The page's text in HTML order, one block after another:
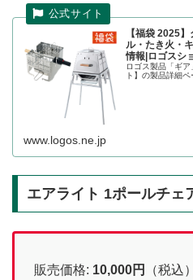
【福袋 2025
ル・たき火・
情報|ロゴスシ
ロゴス製品「ギ
ト】の製品詳細ペ
www.logos.ne.jp
エアライト 1ポールチェ
販売価格: 10,000円 （税込